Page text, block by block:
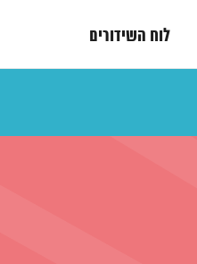
לוח השידורים